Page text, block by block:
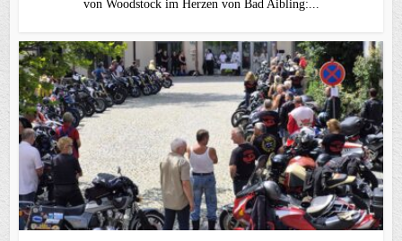
von Woodstock im Herzen von Bad Aibling:...